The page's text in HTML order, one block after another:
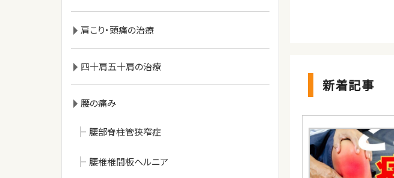
新着記事
肩こり・頭痛の治療
四十肩五十肩の治療
腰の痛み
腰部脊柱管狭窄症
腰椎椎間板ヘルニア